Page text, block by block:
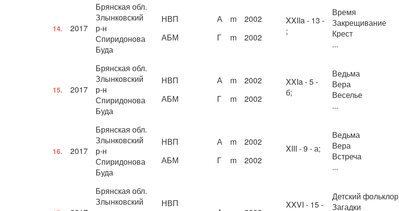
14. 2017
Брянская обл.
Злынковский
р-н
Спиридонова
Буда
НВП
АБМ
А m
2002
Г
m 2002
XXIIa - 13 -
;
Время
Закрещивание
Крест
...
15. 2017
Брянская обл.
Злынковский
р-н
Спиридонова
Буда
НВП
АБМ
А m
2002
Г
m 2002
XXIa - 5 -
б;
Ведьма
Вера
Веселье
...
16. 2017
Брянская обл.
Злынковский
р-н
Спиридонова
Буда
НВП
АБМ
А m
2002
Г
m 2002
XIII - 9 - а;
Ведьма
Вера
Встреча
...
Брянская обл.
Злынковский
НВП
XXVI - 15 -
Детский фольклор
Загадки